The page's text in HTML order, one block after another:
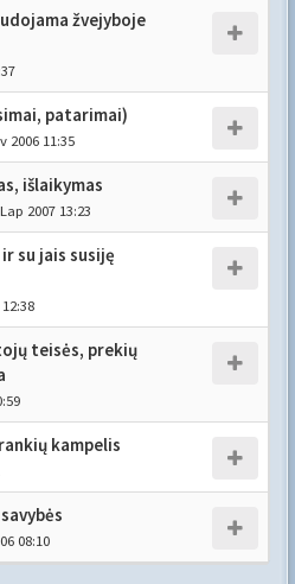
žvejyboje
patarimai)
2006 11:35
išlaikymas
2007 13:23
su jais susiję
teisės, prekių
kampelis
08:10